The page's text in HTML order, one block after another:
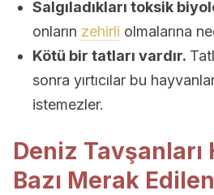
Salgıladıkları toksik
onların zehirli olmalarına
Kötü bir tatları vardır.
sonra yırtıcılar bu
istemezler.
Deniz Tavşanları
Bazı Merak